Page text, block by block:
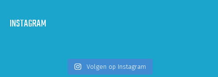
INSTAGRAM
Volgen op Instagram